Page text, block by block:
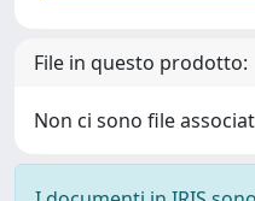
File in questo prodotto:
Non ci sono file